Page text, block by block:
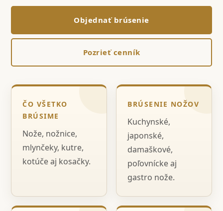
Objednať brúsenie
Pozrieť cenník
ČO VŠETKO
BRÚSIME
Nože, nožnice,
mlynčeky, kutre,
kotúče aj kosačky.
BRÚSENIE NOŽOV
Kuchynské,
japonské,
damaškové,
poľovnícke aj
gastro nože.